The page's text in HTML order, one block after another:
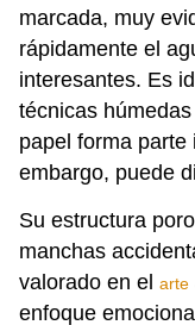
marcada, muy
rápidamente el
interesantes. Es
técnicas
papel forma parte
embargo, puede
Su estructura
manchas
valorado en el arte
enfoque